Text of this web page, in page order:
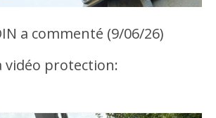
a commenté (9/06/26)
vidéo protection: